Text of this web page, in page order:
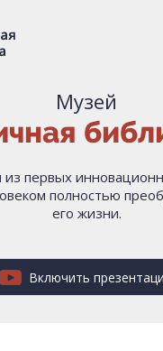
Музей
из первых
полностью
его жизни.
Включить